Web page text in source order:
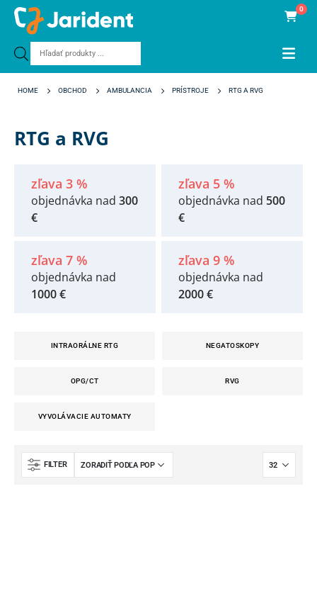
Products
0
HOME OBCHOD AMBULANCIA PRÍSTROJE RTG A RVG
RTG a RVG
zľava 3 %
objednávka nad 300
€
zľava 5 %
objednávka nad 500
€
zľava 7 %
objednávka nad
1000 €
zľava 9 %
objednávka nad
2000 €
INTRAORÁLNE RTG NEGATOSKOPY
OPG/CT RVG
VYVOLÁVACIE AUTOMATY
FILTER